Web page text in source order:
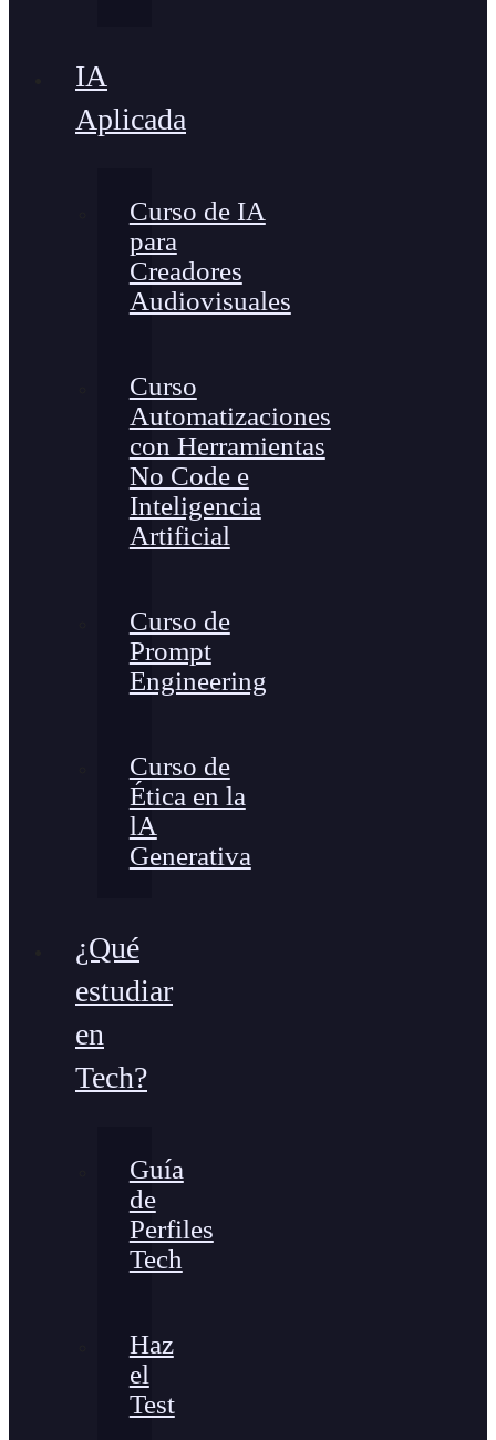
IA
Aplicada
Curso de IA
para
Creadores
Audiovisuales
Curso
Automatizaciones
con Herramientas
No Code e
Inteligencia
Artificial
Curso de
Prompt
Engineering
Curso de
Ética en la
lA
Generativa
¿Qué
estudiar
en
Tech?
Guía
de
Perfiles
Tech
Haz
el
Test